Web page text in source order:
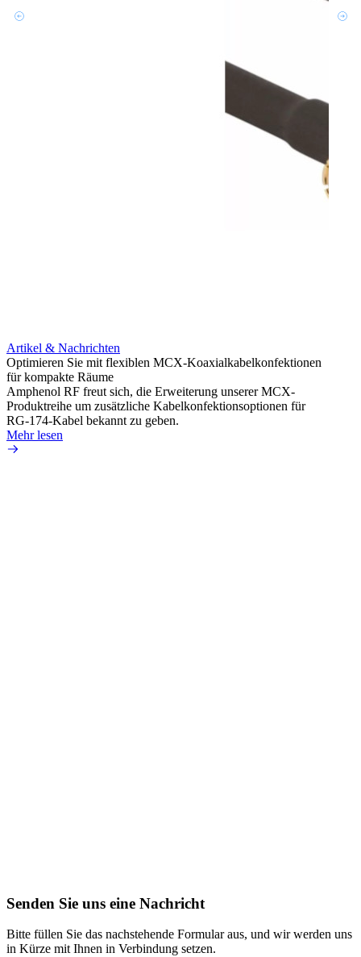
Artikel & Nachrichten
Optimieren Sie mit flexiblen MCX-Koaxialkabelkonfektionen
für kompakte Räume
Amphenol RF freut sich, die Erweiterung unserer MCX-
Produktreihe um zusätzliche Kabelkonfektionsoptionen für
RG-174-Kabel bekannt zu geben.
Mehr lesen
Senden Sie uns eine Nachricht
Bitte füllen Sie das nachstehende Formular aus, und wir werden uns
in Kürze mit Ihnen in Verbindung setzen.